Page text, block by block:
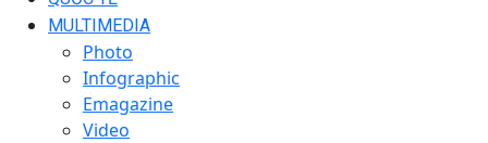
MULTIMEDIA
Photo
Infographic
Emagazine
Video